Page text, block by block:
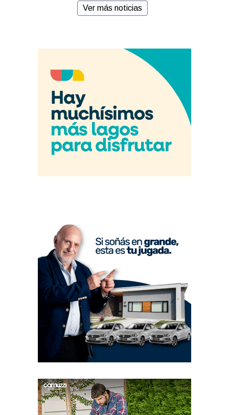
Ver más noticias